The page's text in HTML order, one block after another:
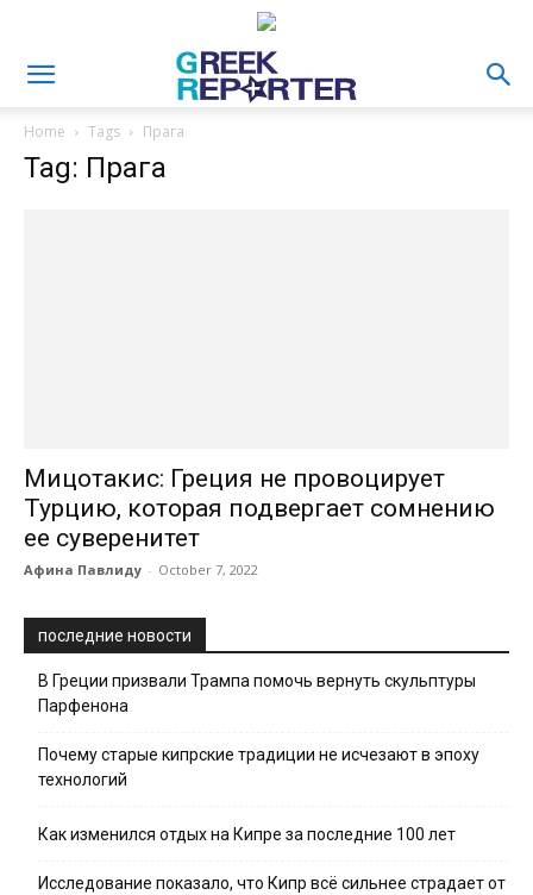
Home Tags Прага
Tag: Прага
Мицотакис: Греция не провоцирует
Турцию, которая подвергает сомнению
ее суверенитет
Афина Павлиду - October 7, 2022
последние новости
В Греции призвали Трампа помочь вернуть скульптуры
Парфенона
Почему старые кипрские традиции не исчезают в эпоху
технологий
Как изменился отдых на Кипре за последние 100 лет
Исследование показало, что Кипр всё сильнее страдает от